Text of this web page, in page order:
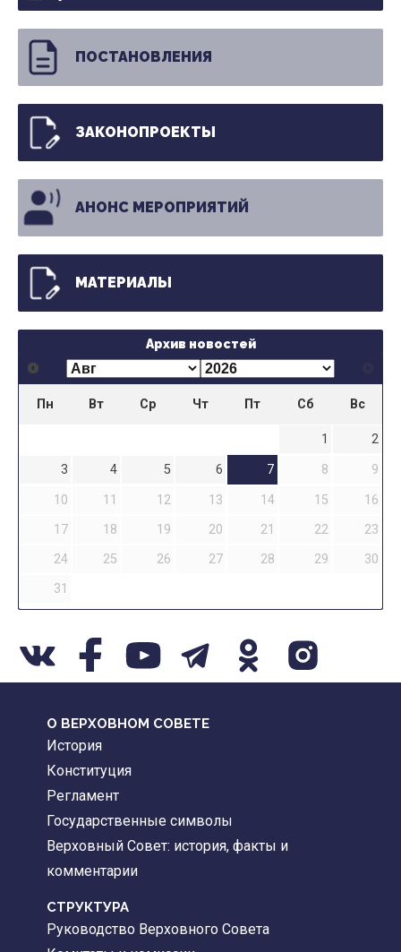
ПОСТАНОВЛЕНИЯ
ЗАКОНОПРОЕКТЫ
АНОНС МЕРОПРИЯТИЙ
МАТЕРИАЛЫ
Архив новостей
Пн Вт Ср Чт Пт Сб Вс
1
2
3
4 5 6 7 8
9
10
11 12 13 14 15
16
17
18 19 20 21 22
23
24
25 26 27 28 29
30
31
О ВЕРХОВНОМ СОВЕТЕ
История
Конституция
Регламент
Государственные символы
Верховный Совет: история, факты и
комментарии
CТРУКТУРА
Руководство Верховного Совета